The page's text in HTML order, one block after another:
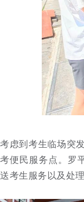
考虑到考生临场突
考便民服务点。罗
送考生服务以及处